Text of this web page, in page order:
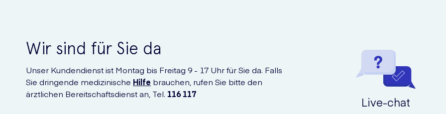
Wir sind für Sie da
Unser Kundendienst ist Montag bis Freitag 9 - 17 Uhr für Sie da. Falls
Sie dringende medizinische Hilfe brauchen, rufen Sie bitte den
ärztlichen Bereitschaftsdienst an, Tel. 116 117
Live-chat